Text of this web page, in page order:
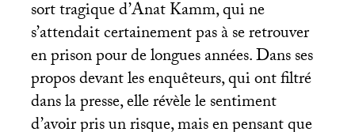
sort tragique d’Anat Kamm, qui ne
s’attendait certainement pas à se retrouver
en prison pour de longues années. Dans ses
propos devant les enquêteurs, qui ont filtré
dans la presse, elle révèle le sentiment